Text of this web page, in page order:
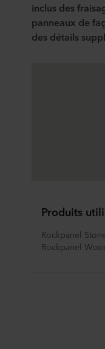
inclus des
panneaux de
des détails
Produits
Rockpanel
Rockpanel